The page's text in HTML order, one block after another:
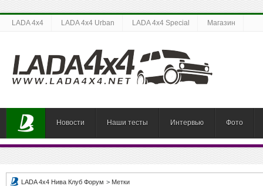
LADA 4x4 LADA 4x4 Urban LADA 4x4 Special Магазин
Новости Наши тесты Интервью Фото
LADA 4x4 Нива Клуб Форум > Метки